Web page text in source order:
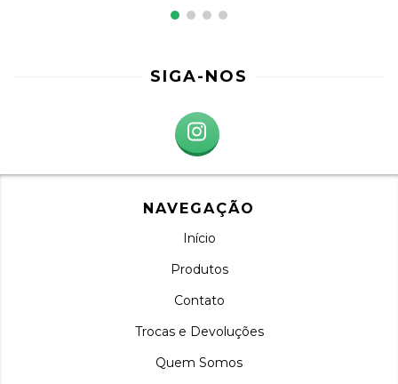
SIGA-NOS
NAVEGAÇÃO
Início
Produtos
Contato
Trocas e Devoluções
Quem Somos